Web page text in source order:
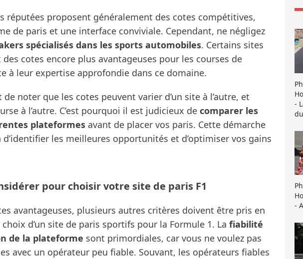
réputées proposent généralement des cotes compétitives,
de paris et une interface conviviale. Cependant, ne négligez
spécialisés dans les sports automobiles. Certains sites
cotes encore plus avantageuses pour les courses de
à leur expertise approfondie dans ce domaine.
noter que les cotes peuvent varier d’un site à l’autre, et
à l’autre. C’est pourquoi il est judicieux de comparer les
plateformes avant de placer vos paris. Cette démarche
les meilleures opportunités et d’optimiser vos gains
pour choisir votre site de paris F1
avantageuses, plusieurs autres critères doivent être pris en
d’un site de paris sportifs pour la Formule 1. La fiabilité
de la plateforme sont primordiales, car vous ne voulez pas
avec un opérateur peu fiable. Souvant, les opérateurs fiables
-
-